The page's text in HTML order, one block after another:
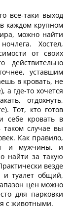
все-таки выход
каждом крупном
можно найти
Хостел,
от своих
уставшим
в кровать, не
а где-то хочется
отдохнуть,
Тот, кто готов
себе кровать в
случае вы
Как правило,
и мужчины, и
найти за такую
везде
и туалет общий,
цен можно
для парковки
с животными.